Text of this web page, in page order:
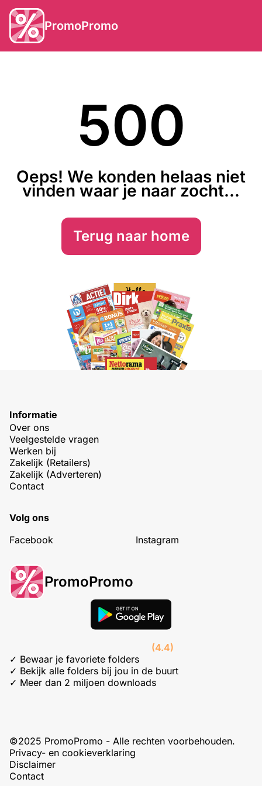
PromoPromo
500
Oeps! We konden helaas niet
vinden waar je naar zocht...
Terug naar home
Informatie
Over ons
Veelgestelde vragen
Werken bij
Zakelijk (Retailers)
Zakelijk (Adverteren)
Contact
Volg ons
Facebook
Instagram
PromoPromo
(4.4)
✓ Bewaar je favoriete folders
✓ Bekijk alle folders bij jou in de buurt
✓ Meer dan 2 miljoen downloads
©2025 PromoPromo - Alle rechten voorbehouden.
Privacy- en cookieverklaring
Disclaimer
Contact